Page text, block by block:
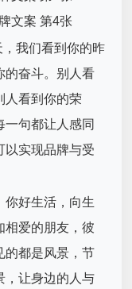
我们看到你的昨
的奋斗。别人看
人看到你的荣
句都让人感同
以实现品牌与受
你好生活，向生
相爱的朋友，彼
的都是风景，节
，让身边的人与